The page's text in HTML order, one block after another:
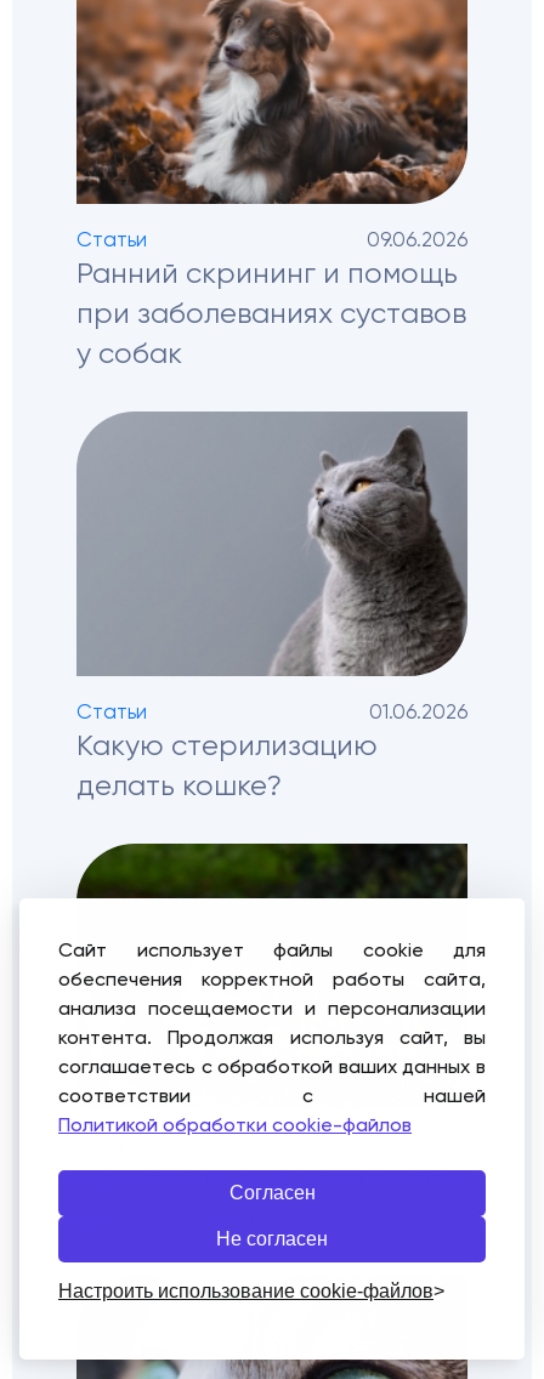
Сайт использует файлы cookie для
обеспечения корректной работы сайта,
анализа посещаемости и персонализации
контента. Продолжая используя сайт, вы
соглашаетесь с обработкой ваших данных в
соответствии с нашей
Политикой обработки cookie-файлов
Согласен
Не согласен
Настроить использование cookie-файлов
Статьи 09.06.2026
Ранний скрининг и помощь
при заболеваниях суставов
у собак
Статьи 01.06.2026
Какую стерилизацию
делать кошке?
Как понять, что кошка себя